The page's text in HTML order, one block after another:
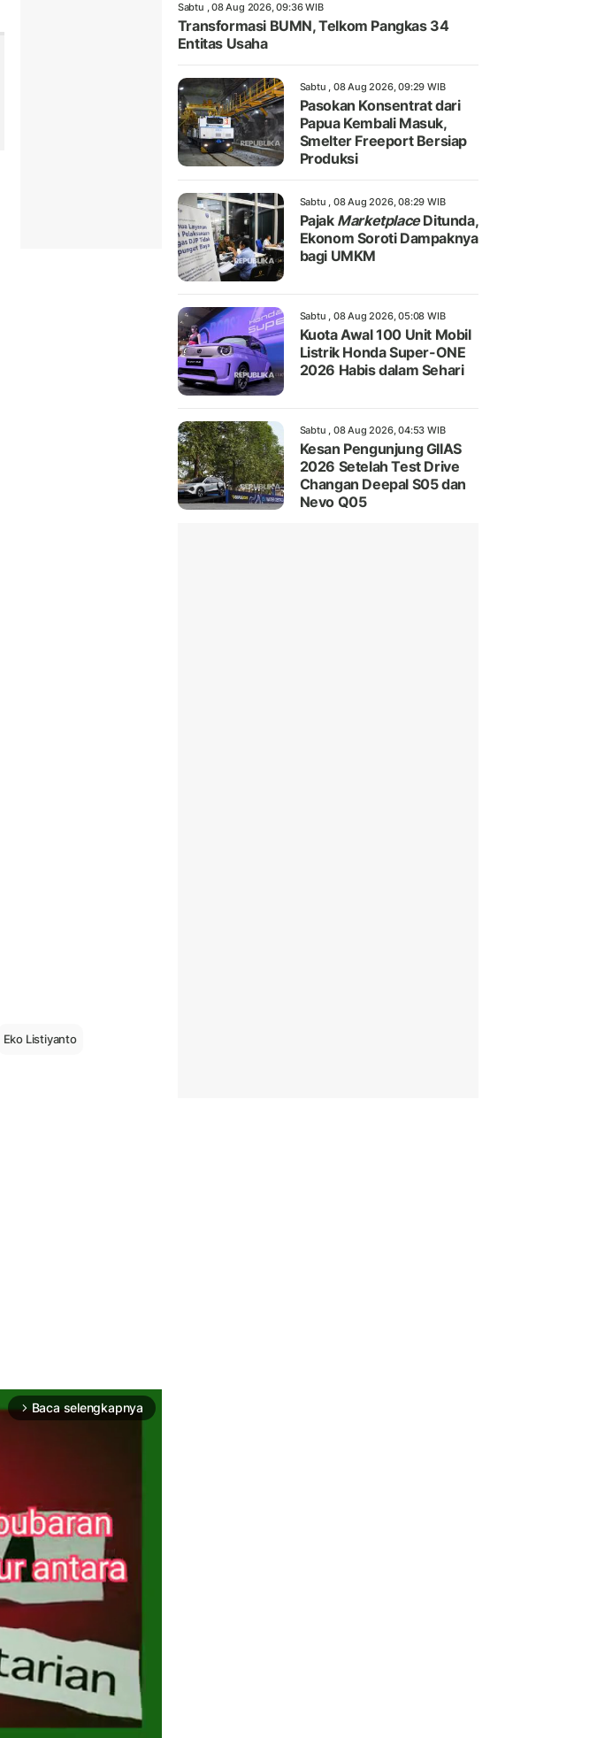
Eko Listiyanto
arrow_forward_ios Baca selengkapnya
Sabtu , 08 Aug 2026, 09:36 WIB
Transformasi BUMN, Telkom Pangkas 34
Entitas Usaha
Sabtu , 08 Aug 2026, 09:29 WIB
Pasokan Konsentrat dari
Papua Kembali Masuk,
Smelter Freeport Bersiap
Produksi
Sabtu , 08 Aug 2026, 08:29 WIB
Pajak MarketplaceDitunda,
Ekonom Soroti Dampaknya
bagi UMKM
Sabtu , 08 Aug 2026, 05:08 WIB
Kuota Awal 100 Unit Mobil
Listrik Honda Super-ONE
2026 Habis dalam Sehari
Sabtu , 08 Aug 2026, 04:53 WIB
Kesan Pengunjung GIIAS
2026 Setelah Test Drive
Changan Deepal S05 dan
Nevo Q05